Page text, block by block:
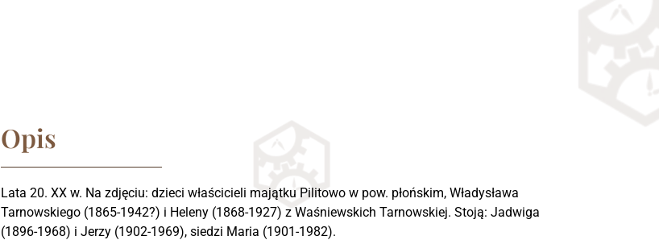
Opis
Lata 20. XX w. Na zdjęciu: dzieci właścicieli majątku Pilitowo w pow. płońskim, Władysława
Tarnowskiego (1865-1942?) i Heleny (1868-1927) z Waśniewskich Tarnowskiej. Stoją: Jadwiga
(1896-1968) i Jerzy (1902-1969), siedzi Maria (1901-1982).